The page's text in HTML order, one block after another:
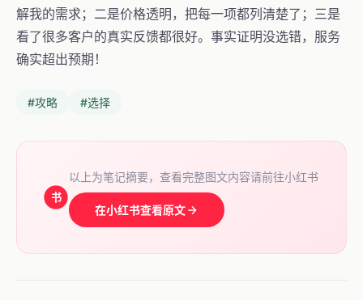
解我的需求；二是价格透明，把每一项都列清楚了；三是
看了很多客户的真实反馈都很好。事实证明没选错，服务
确实超出预期！
#攻略 #选择
书
以上为笔记摘要，查看完整图文内容请前往小红书
在小红书查看原文